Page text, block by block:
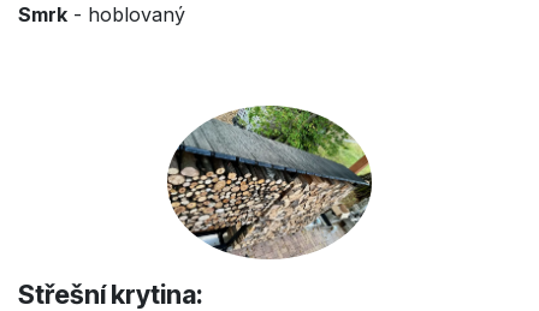
Smrk - hoblovaný
Střešní krytina: